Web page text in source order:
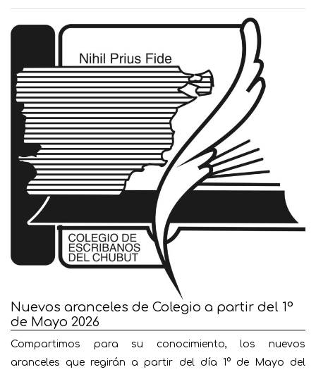
Nuevos aranceles de Colegio a partir del 1°
de Mayo 2026
Compartimos para su conocimiento, los nuevos
aranceles que regirán a partir del día 1° de Mayo del